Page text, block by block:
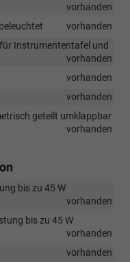
vorhanden
vorhanden
Instrumententafel und
vorhanden
vorhanden
vorhanden
geteilt umklappbar
vorhanden
bis zu 45 W
vorhanden
bis zu 45 W
vorhanden
vorhanden